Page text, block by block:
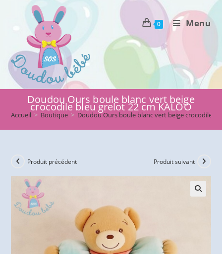
0 Menu
Doudou Ours boule blanc vert beige
crocodile bleu grelot 22 cm KALOO
Accueil > Boutique > Doudou Ours boule blanc vert beige crocodile
Produit précédent Produit suivant